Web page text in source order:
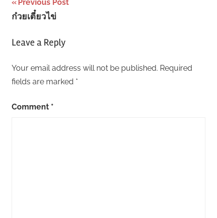
Post
navigation
Previous Post
ก๋วยเตี๋ยวไข่
Leave a Reply
Your email address will not be published. Required
fields are marked *
Comment *